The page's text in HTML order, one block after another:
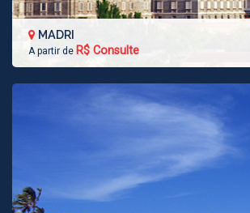
MADRI
A partir de R$ Consulte